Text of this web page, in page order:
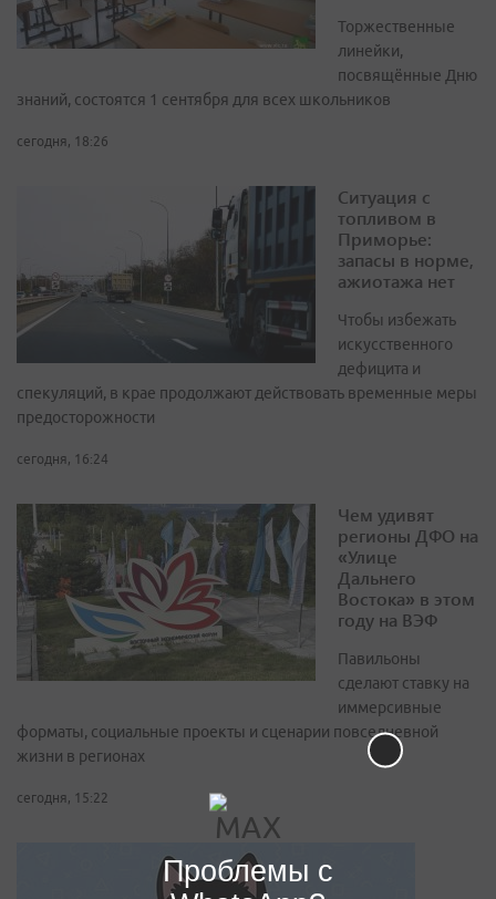
Торжественные
линейки,
посвящённые Дню
знаний, состоятся 1 сентября для всех школьников
сегодня, 18:26
Ситуация с
топливом в
Приморье:
запасы в норме,
ажиотажа нет
Чтобы избежать
искусственного
дефицита и
спекуляций, в крае продолжают действовать временные меры
предосторожности
сегодня, 16:24
Чем удивят
регионы ДФО на
«Улице
Дальнего
Востока» в этом
году на ВЭФ
Павильоны
сделают ставку на
иммерсивные
форматы, социальные проекты и сценарии повседневной
жизни в регионах
сегодня, 15:22
Проблемы с